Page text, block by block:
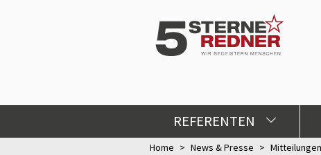
REFERENTEN
Home News & Presse Mitteilungen